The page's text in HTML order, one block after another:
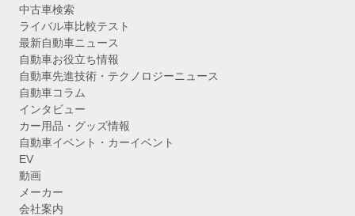
中古車検索
ライバル車比較テスト
最新自動車ニュース
自動車お役立ち情報
自動車先進技術・テクノロジーニュース
自動車コラム
インタビュー
カー用品・グッズ情報
自動車イベント・カーイベント
EV
動画
メーカー
会社案内